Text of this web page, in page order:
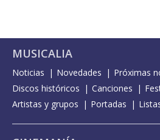
MUSICALIA
Noticias Novedades
Próximas
Discos históricos
Canciones
Artistas y grupos
Portadas